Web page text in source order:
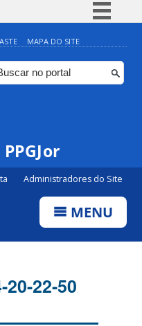
Simplifique!
Comunica BR
Participe
Canais
MAPA DO SITE
Administradores do Site
MENU
20-22-50